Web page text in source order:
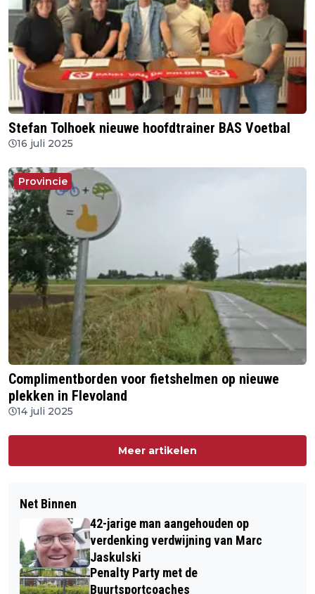
Stefan Tolhoek nieuwe hoofdtrainer BAS Voetbal
16 juli 2025
Provincie
Complimentborden voor fietshelmen op nieuwe
plekken in Flevoland
14 juli 2025
Meer artikelen
Net Binnen
42-jarige man aangehouden op
verdenking verdwijning van Marc
Jaskulski
Penalty Party met de
Buurtsportcoaches